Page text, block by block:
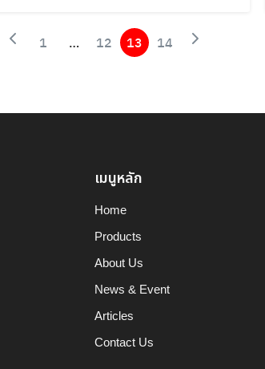
1 … 12 13 14
เมนูหลัก
Home
Products
About Us
News & Event
Articles
Contact Us